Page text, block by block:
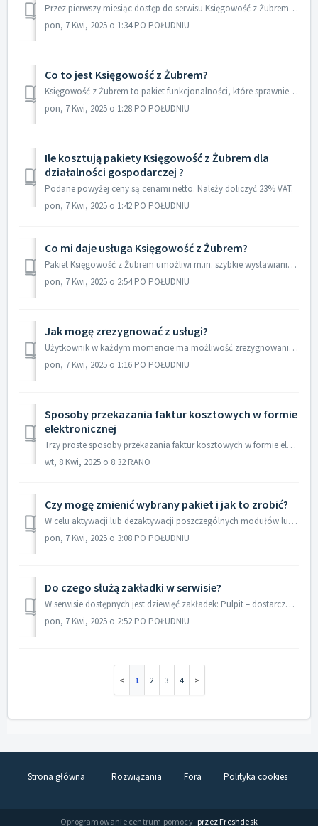
Przez pierwszy miesiąc dostęp do serwisu Księgowość z Żubrem jest darmowy po upływie tego okresu płatności wyglądają następująco: Podane ceny są...
pon, 7 Kwi, 2025 o 1:34 PO POŁUDNIU
Co to jest Księgowość z Żubrem?
Księgowość z Żubrem to pakiet funkcjonalności, które sprawnie pomogą w prowadzeniu biznesu oraz księgowości. Składa się on z następujących modułów: ...
pon, 7 Kwi, 2025 o 1:28 PO POŁUDNIU
Ile kosztują pakiety Księgowość z Żubrem dla
działalności gospodarczej ?
Podane powyżej ceny są cenami netto. Należy doliczyć 23% VAT.
pon, 7 Kwi, 2025 o 1:42 PO POŁUDNIU
Co mi daje usługa Księgowość z Żubrem?
Pakiet Księgowość z Żubrem umożliwi m.in. szybkie wystawianie faktur, monitorowanie, która faktura została już opłacona, prognozowanie płynności na najbl...
pon, 7 Kwi, 2025 o 2:54 PO POŁUDNIU
Jak mogę zrezygnować z usługi?
Użytkownik w każdym momencie ma możliwość zrezygnowania z usług. Przed dezaktywacją konta należy pamiętać o zarchiwizowaniu dokumentów oraz dezaktywacji ...
pon, 7 Kwi, 2025 o 1:16 PO POŁUDNIU
Sposoby przekazania faktur kosztowych w formie
elektronicznej
Trzy proste sposoby przekazania faktur kosztowych w formie elektronicznej: A. Korzystając z aplikacji mobilnej Księgowość z Żubrem B. Poprzez wysył...
wt, 8 Kwi, 2025 o 8:32 RANO
Czy mogę zmienić wybrany pakiet i jak to zrobić?
W celu aktywacji lub dezaktywacji poszczególnych modułów lub pełnego pakietu Księgowość z Żubrem należy przejść do Ustawień (w prawym górnym rogu symbol ...
pon, 7 Kwi, 2025 o 3:08 PO POŁUDNIU
Do czego służą zakładki w serwisie?
W serwisie dostępnych jest dziewięć zakładek: Pulpit – dostarcza najważniejsze dane księgowe oraz dostęp do najważniejszych funkcji, np. szybkiej fakt...
pon, 7 Kwi, 2025 o 2:52 PO POŁUDNIU
1 2 3 4
Strona główna Rozwiązania Fora Polityka cookies
Oprogramowanie centrum pomocy przez Freshdesk